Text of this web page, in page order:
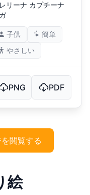
リーナ カプチーナ
子供
簡単
やさしい
PNG PDF
閲覧する
絵